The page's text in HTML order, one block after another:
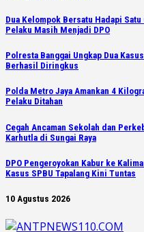
Dua Kelompok Bersatu Hadapi
Pelaku Masih Menjadi DPO
Polresta Banggai Ungkap Dua
Berhasil Diringkus
Polda Metro Jaya Amankan 4
Pelaku Ditahan
Cegah Ancaman Sekolah dan
Karhutla di Sungai Raya
DPO Pengeroyokan Kabur ke
Kasus SPBU Tapalang Kini Tuntas
10 Agustus 2026